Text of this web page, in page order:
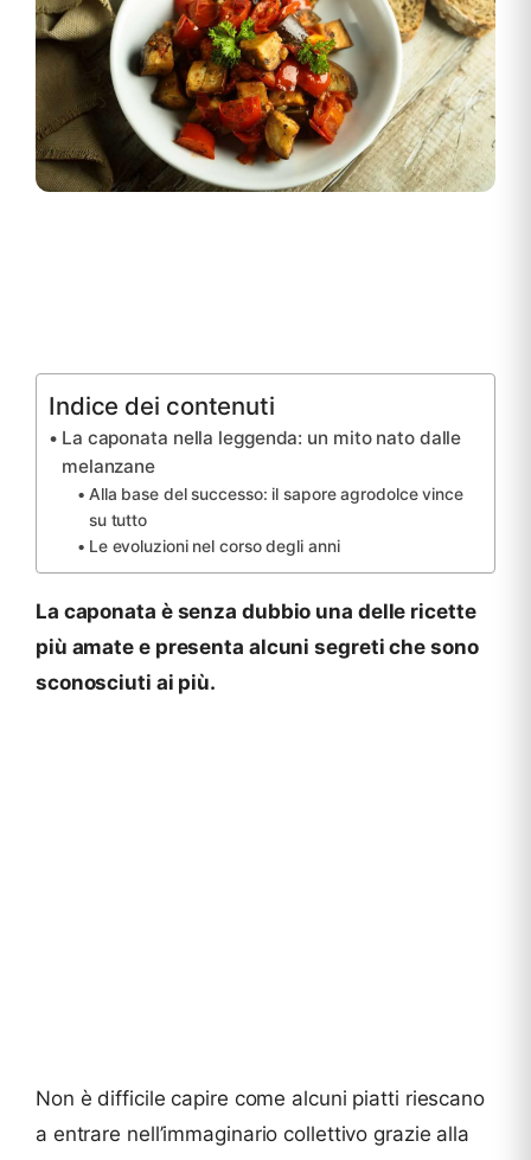
Indice dei contenuti
La caponata nella leggenda: un mito nato dalle
melanzane
Alla base del successo: il sapore agrodolce vince
su tutto
Le evoluzioni nel corso degli anni
La caponata è senza dubbio una delle ricette
più amate e presenta alcuni segreti che sono
sconosciuti ai più.
Non è difficile capire come alcuni piatti riescano
a entrare nell’immaginario collettivo grazie alla